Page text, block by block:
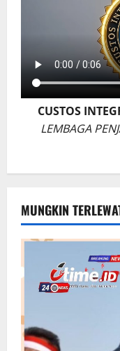
CUSTOS
LEMBAGA
MUNGKIN